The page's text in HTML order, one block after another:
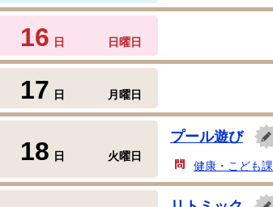
16 日 日曜日
17 日 月曜日
18 日 火曜日
プール遊び
健康・こども課